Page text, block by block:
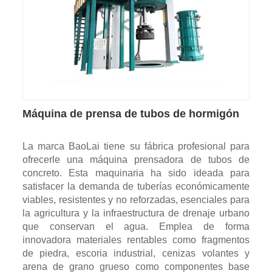
Máquina de prensa de tubos de hormigón
La marca BaoLai tiene su fábrica profesional para
ofrecerle una máquina prensadora de tubos de
concreto. Esta maquinaria ha sido ideada para
satisfacer la demanda de tuberías económicamente
viables, resistentes y no reforzadas, esenciales para
la agricultura y la infraestructura de drenaje urbano
que conservan el agua. Emplea de forma
innovadora materiales rentables como fragmentos
de piedra, escoria industrial, cenizas volantes y
arena de grano grueso como componentes base